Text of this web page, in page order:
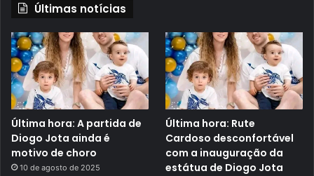
Últimas notícias
Última hora: A partida de
Diogo Jota ainda é
motivo de choro
10 de agosto de 2025
Última hora: Rute
Cardoso desconfortável
com a inauguração da
estátua de Diogo Jota